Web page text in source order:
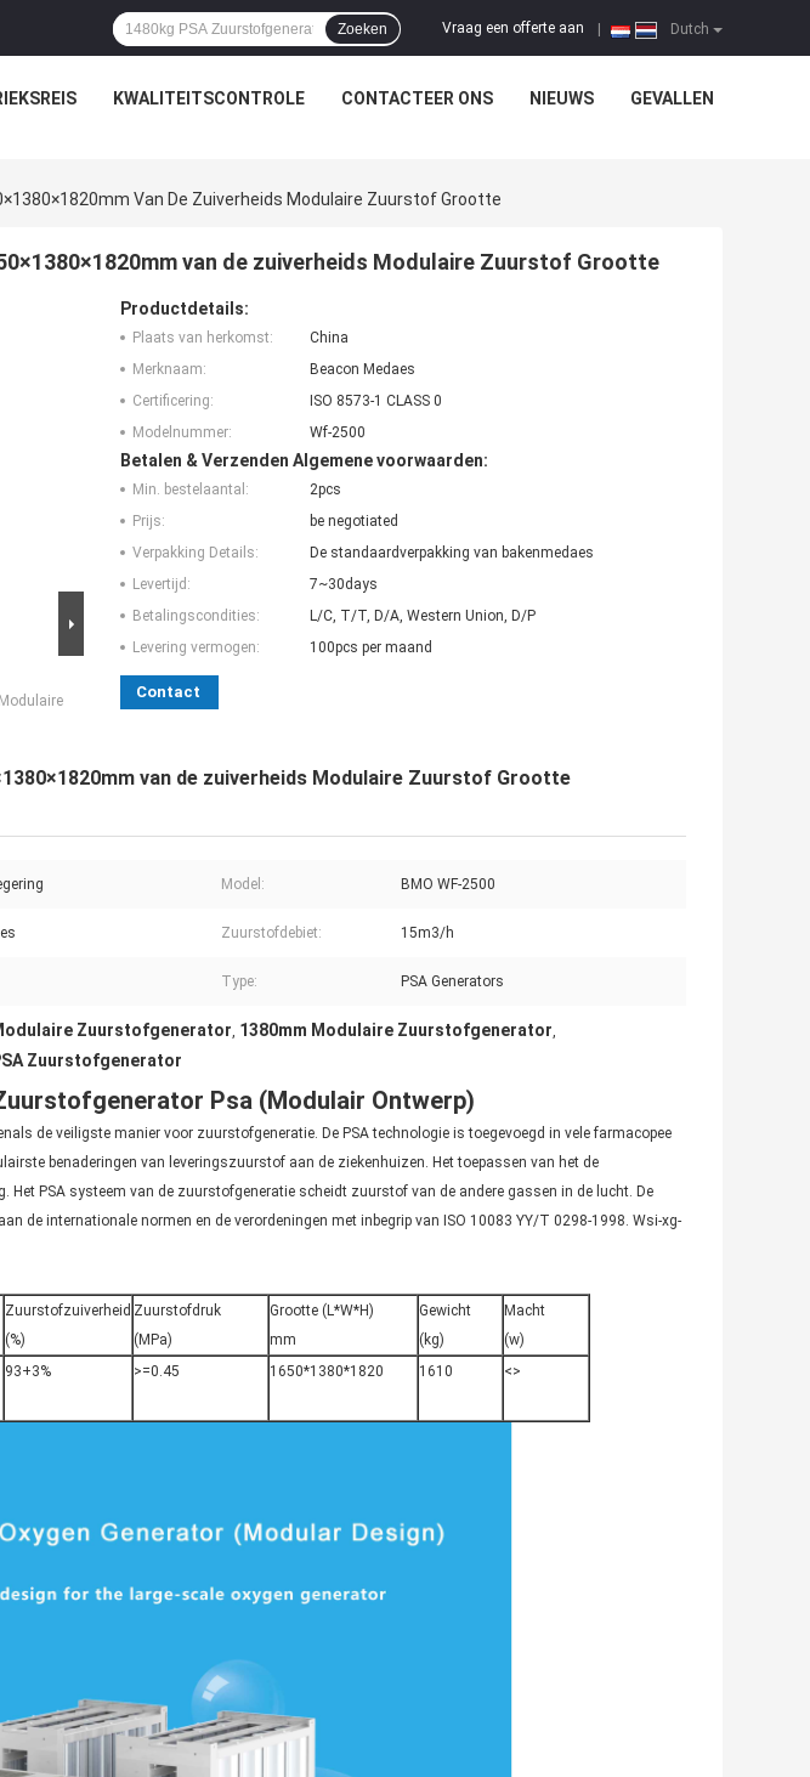
Dutch
Vraag een offerte aan
Zoeken
KWALITEITSCONTROLE CONTACTEER ONS NIEUWS GEVALLEN
Van De Zuiverheids Modulaire Zuurstof Grootte
van de zuiverheids Modulaire Zuurstof Grootte
Productdetails:
Plaats van herkomst:
China
Merknaam:
Beacon Medaes
Certificering:
ISO 8573-1 CLASS 0
Modelnummer:
Wf-2500
Betalen & Verzenden Algemene voorwaarden:
Min. bestelaantal:
2pcs
Prijs:
be negotiated
Verpakking Details:
De standaardverpakking van bakenmedaes
Levertijd:
7~30days
Betalingscondities:
L/C, T/T, D/A, Western Union, D/P
Levering vermogen:
100pcs per maand
Contact
van de zuiverheids Modulaire Zuurstof Grootte
Model: BMO WF-2500
Zuurstofdebiet: 15m3/h
Type: PSA Generators
Zuurstofgenerator, 1380mm Modulaire Zuurstofgenerator,
Zuurstofgenerator
Psa (Modulair Ontwerp)
de veiligste manier voor zuurstofgeneratie. De PSA technologie is toegevoegd in vele farmacopee
benaderingen van leveringszuurstof aan de ziekenhuizen. Het toepassen van het de
Het PSA systeem van de zuurstofgeneratie scheidt zuurstof van de andere gassen in de lucht. De
de internationale normen en de verordeningen met inbegrip van ISO 10083 YY/T 0298-1998. Wsi-xg-
Zuurstofzuiverheid
(%)
Zuurstofdruk
(MPa)
Grootte (L*W*H)
mm
Gewicht
(kg)
Macht
(w)
93+3% >=0.45 1650*1380*1820 1610 <>